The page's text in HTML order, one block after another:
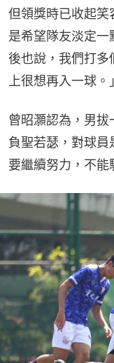
但領獎時已收起笑
是希望隊友淡定
後也說，我們打多
上很想再入一球。」
曾昭灝認為，男
負聖若瑟，對球員
要繼續努力，不能